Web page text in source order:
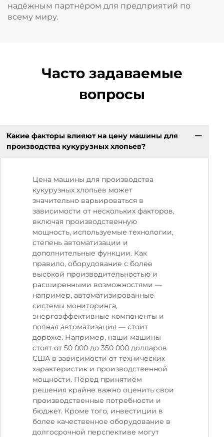
надёжным партнёром для предприятий по
всему миру.
Часто задаваемые
вопросы
Какие факторы влияют на цену машины для
производства кукурузных хлопьев?
Цена машины для производства
кукурузных хлопьев может
значительно варьироваться в
зависимости от нескольких факторов,
включая производственную
мощность, используемые технологии,
степень автоматизации и
дополнительные функции. Как
правило, оборудование с более
высокой производительностью и
расширенными возможностями —
например, автоматизированные
системы мониторинга,
энергоэффективные компоненты и
полная автоматизация — стоит
дороже. Например, наши машины
стоят от 50 000 до 350 000 долларов
США в зависимости от технических
характеристик и производственной
мощности. Перед принятием
решения крайне важно оценить свои
производственные потребности и
бюджет. Кроме того, инвестиции в
более качественное оборудование в
долгосрочной перспективе могут